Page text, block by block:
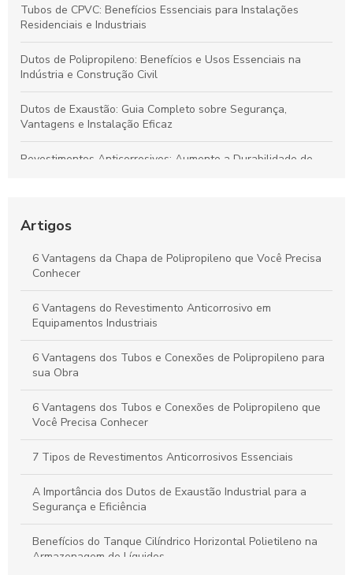
Tubos de CPVC: Benefícios Essenciais para Instalações
Residenciais e Industriais
Dutos de Polipropileno: Benefícios e Usos Essenciais na
Indústria e Construção Civil
Dutos de Exaustão: Guia Completo sobre Segurança,
Vantagens e Instalação Eficaz
Revestimentos Anticorrosivos: Aumente a Durabilidade de
Fluidos e Relevância Industrial
Dutos de Polipropileno: Principais Benefícios e Aplicações
Indispensáveis
Duto de Polipropileno: Benefícios para Projetos Sustentáveis
e de Alto Desempenho
Artigos
6 Vantagens da Chapa de Polipropileno que Você Precisa
Conhecer
6 Vantagens do Revestimento Anticorrosivo em
Equipamentos Industriais
6 Vantagens dos Tubos e Conexões de Polipropileno para
sua Obra
6 Vantagens dos Tubos e Conexões de Polipropileno que
Você Precisa Conhecer
7 Tipos de Revestimentos Anticorrosivos Essenciais
A Importância dos Dutos de Exaustão Industrial para a
Segurança e Eficiência
Benefícios do Tanque Cilíndrico Horizontal Polietileno na
Armazenagem de Líquidos